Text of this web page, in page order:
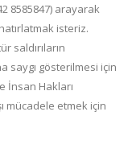
8585847) arayarak
isteriz.
saldırıların
saygı gösterilmesi için
İnsan Hakları
mücadele etmek için